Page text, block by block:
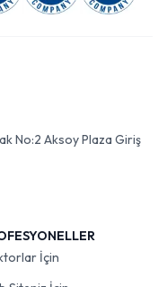
No:2 Aksoy Plaza Giriş
İçin